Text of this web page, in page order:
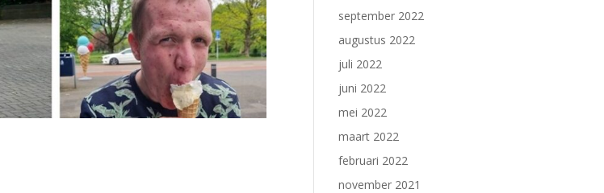
september 2022
augustus 2022
juli 2022
juni 2022
mei 2022
maart 2022
februari 2022
november 2021